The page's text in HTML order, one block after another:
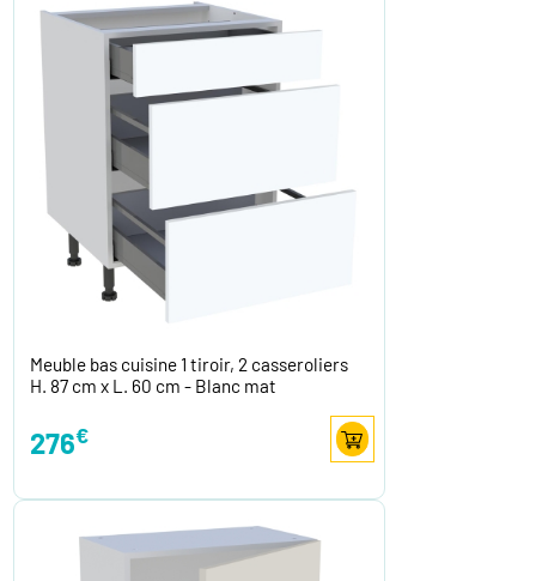
Meuble bas cuisine 1 tiroir, 2 casseroliers
H. 87 cm x L. 60 cm - Blanc mat
276€